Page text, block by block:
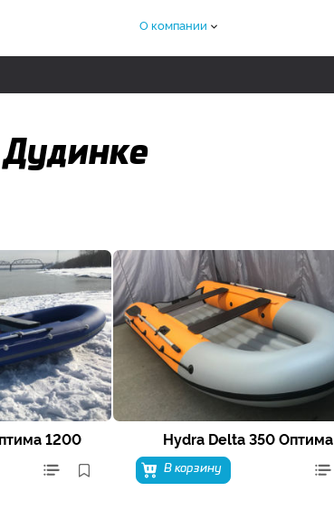
О компании
Дудинке
1200 Hydra Delta 350 Оптима
В корзину